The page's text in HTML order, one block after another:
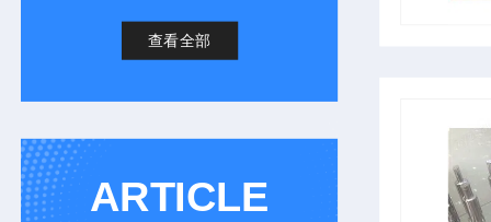
查看全部
ARTICLE